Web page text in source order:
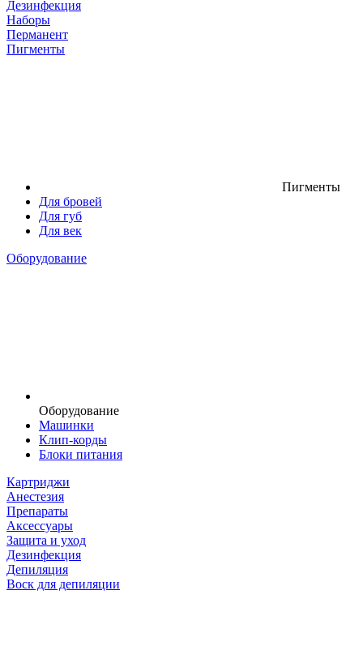
Дезинфекция
Наборы
Перманент
Пигменты
Пигменты
Для бровей
Для губ
Для век
Оборудование
Оборудование
Машинки
Клип-корды
Блоки питания
Картриджи
Анестезия
Препараты
Аксессуары
Защита и уход
Дезинфекция
Депиляция
Воск для депиляции